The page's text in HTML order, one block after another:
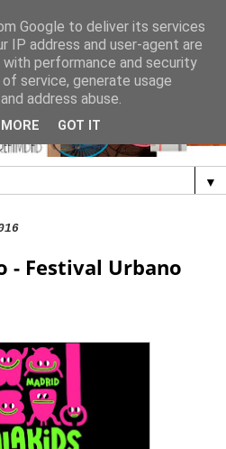
▼
- Festival Urbano
Google to deliver its services
IP address and user-agent are
performance and security
service, generate usage
address abuse.
GOT IT